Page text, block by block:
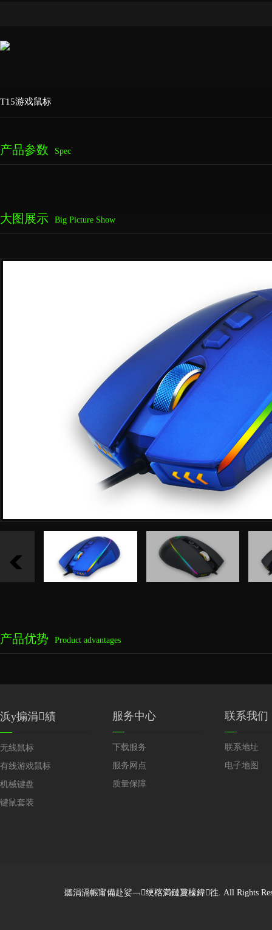
T15游戏鼠标
产品参数 Spec
大图展示 Big Picture Show
产品优势 Product advantages
浜у搧涓績
无线鼠标
有线游戏鼠标
机械键盘
键鼠套装
服务中心
下载服务
服务网点
质量保障
联系我们
联系地址
电子地图
聽涓滆帪甯備赴娑﹁绠楁満鏈夐檺鍏徃. All Rights